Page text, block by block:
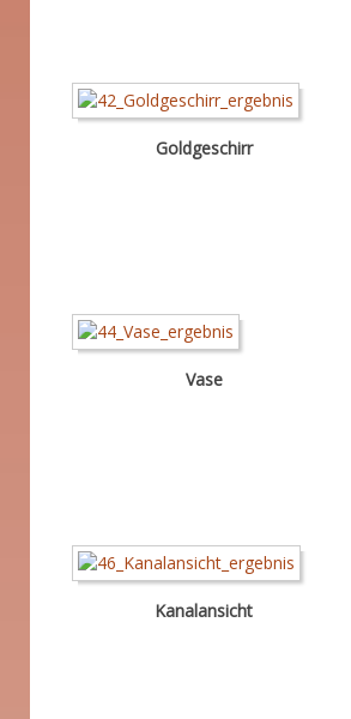
Goldgeschirr
Vase
Kanalansicht